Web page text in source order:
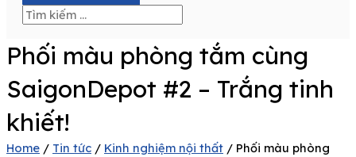
Phối màu phòng tắm cùng
SaigonDepot #2 – Trắng tinh
khiết!
Home / Tin tức / Kinh nghiệm nội thất / Phối màu phòng